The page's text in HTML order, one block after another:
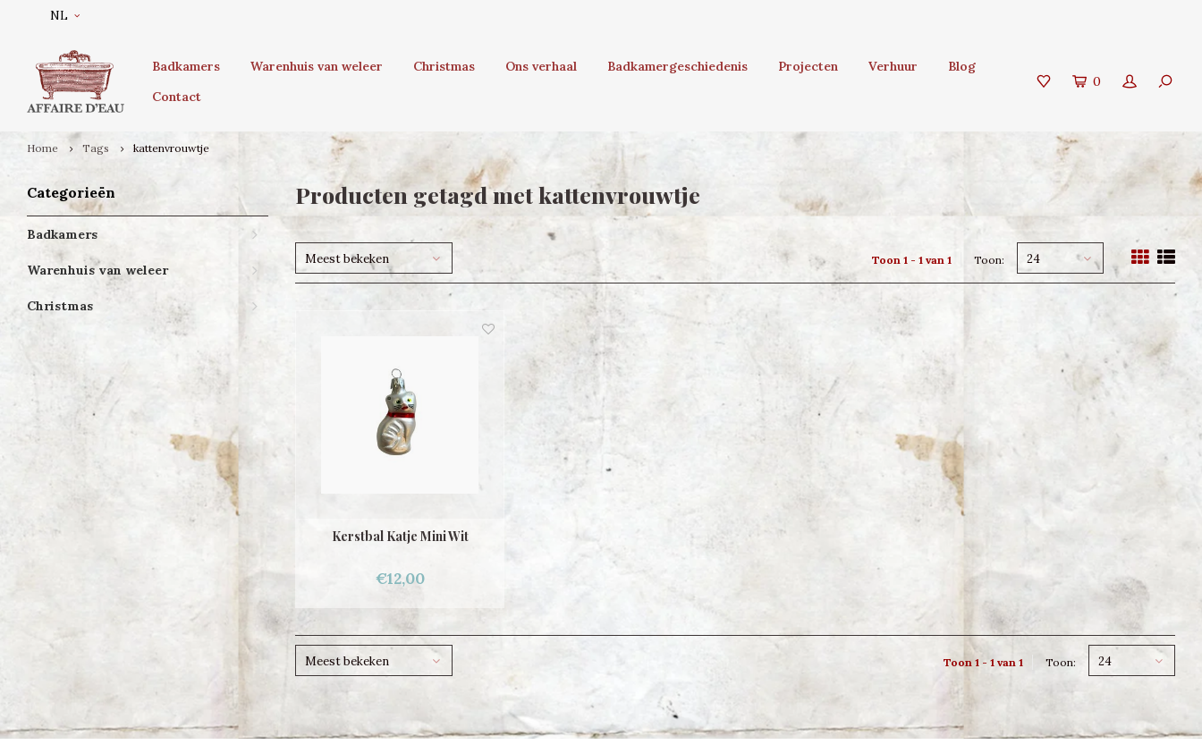
NL
Badkamers Warenhuis van weleer Christmas Ons verhaal Badkamergeschiedenis Projecten Verhuur
Blog
Contact
0
Home Tags kattenvrouwtje
Categorieën
Badkamers
Warenhuis van weleer
Christmas
Producten getagd met kattenvrouwtje
Meest bekeken Toon 1 - 1 van 1 Toon: 24
Kerstbal Katje Mini Wit
€12,00
Meest bekeken Toon 1 - 1 van 1 Toon: 24